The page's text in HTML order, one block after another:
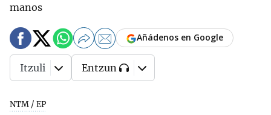
manos
NTM / EP
Añádenos en Google
Itzuli Entzun